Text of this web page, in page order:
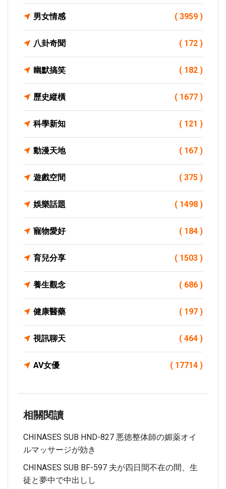
男女情感 ( 3959 )
八卦奇聞 ( 172 )
幽默搞笑 ( 182 )
歷史縱橫 ( 1677 )
科學新知 ( 121 )
動漫天地 ( 167 )
遊戲空間 ( 375 )
娛樂話題 ( 1498 )
寵物愛好 ( 184 )
育兒分享 ( 1503 )
養生觀念 ( 686 )
健康醫藥 ( 197 )
視訊聊天 ( 464 )
AV女優 ( 17714 )
相關閱讀
CHINASES SUB HND-827 悪徳整体師の媚薬オイ
ルマッサージが効き
CHINASES SUB BF-597 夫が四日間不在の間、生
徒と夢中で中出しし